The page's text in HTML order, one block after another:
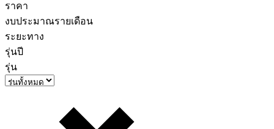
ราคา
งบประมาณรายเดือน
ระยะทาง
รุ่นปี
รุ่น